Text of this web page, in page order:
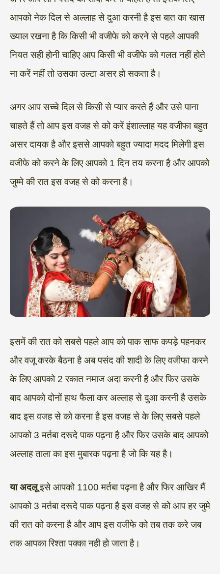
आपको नेक दिल से अल्लाह से दुआ करनी है इस बात का खास
ख्याल रखना है कि किसी भी वजीफे को करने से पहले आपकी
नियत सही होनी चाहिए आप किसी भी वजीफे को गलत नहीं होते
ना करें नहीं तो उसका उल्टा असर हो सकता है।
अगर आप सच्चे दिल से किसी से प्यार करते हैं और उसे पाना
चाहते हैं तो आप इस वजह से को करें इंशाल्लाह यह वजीफा बहुत
असर दायक है और इससे आपको बहुत ज्यादा मदद मिलेगी इस
वजीफे को करने के लिए आपको 1 दिन तय करना है और आपको
जुम्मे की रात इस वजह से को करना है।
इसमें की रात को सबसे पहले आप को पाक साफ कपड़े पहनकर
और वजू करके बैठना है अब पसंद की शादी के लिए वजीफा करने
के लिए आपको 2 रकात नमाज अदा करनी है और फिर उसके
बाद आपको दोनों हाथ फैला कर अल्लाह से दुआ करनी है उसके
बाद इस वजह से को करना है इस वजह से के लिए सबसे पहले
आपको 3 मर्तबा दरूदे पाक पढ़ना है और फिर उसके बाद आपको
अल्लाह ताला का इस मुबारक पढ़ना है जो कि यह है।
या अदलूइसे आपको 1100 मर्तबा पढ़ना है और फिर आखिर मैं
आपको 3 मर्तबा दरूदे पाक पढ़ना है इस वजह से को आप हर जुमे
की रात को करना है और आप इस वजीफे को तब तक करे जब
तक आपका रिश्ता पक्का नही हो जाता है।